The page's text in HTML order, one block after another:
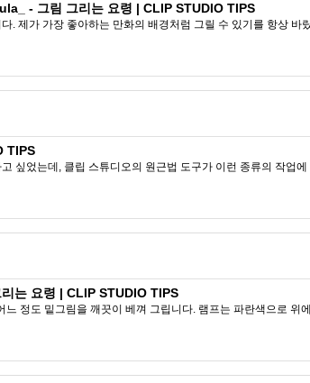
- 그림 그리는 요령 | CLIP STUDIO TIPS
. 제가 가장 좋아하는 만화의 배경처럼 그릴 수 있기를 항상 바
TIPS
싶었는데, 클립 스튜디오의 원근법 도구가 이런 종류의 작업
는 요령 | CLIP STUDIO TIPS
정도 밑그림을 깨끗이 베껴 그립니다. 램프는 파란색으로 위